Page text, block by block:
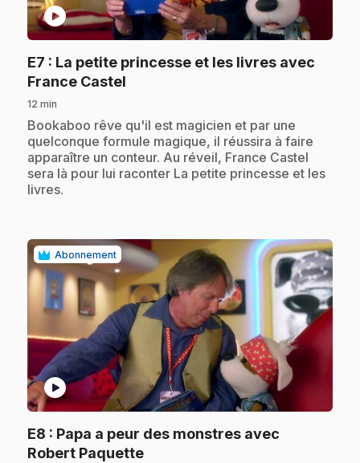
play_circle
E7 : La petite princesse et les livres avec
France Castel
12 min
.Bookaboo rêve qu'il est magicien et par une
quelconque formule magique, il réussira à faire
apparaître un conteur. Au réveil, France Castel
sera là pour lui raconter La petite princesse et les
livres.
Abonnement
play_circle
E8 : Papa a peur des monstres avec
Robert Paquette.